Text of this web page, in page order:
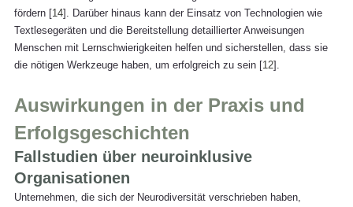
fördern [14]. Darüber hinaus kann der Einsatz von Technologien wie
Textlesegeräten und die Bereitstellung detaillierter Anweisungen
Menschen mit Lernschwierigkeiten helfen und sicherstellen, dass sie
die nötigen Werkzeuge haben, um erfolgreich zu sein [12].
Auswirkungen in der Praxis und
Erfolgsgeschichten
Fallstudien über neuroinklusive
Organisationen
Unternehmen, die sich der Neurodiversität verschrieben haben,